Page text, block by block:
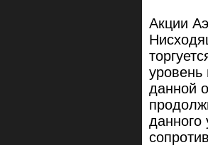
Акции
уровень
данной
данного